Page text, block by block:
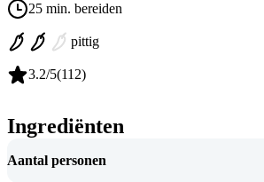
25 min. bereiden
pittig
3.2/5(112)
Ingrediënten
Aantal personen